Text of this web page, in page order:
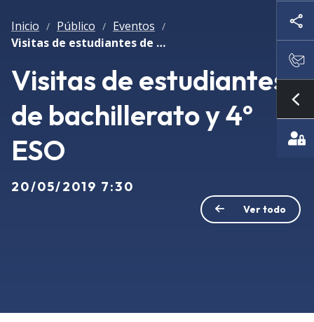
Inicio / Público / Eventos /
Visitas de estudiantes de bachillerato y 4º ESO
Visitas de estudiantes
de bachillerato y 4º
ESO
20/05/2019 7:30
Ver todo